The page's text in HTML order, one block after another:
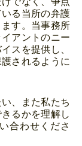
る当所の弁護
す。当事務所
アントのニー
スを提供し、
されるように
、また私たち
るかを理解し
合わせくださ